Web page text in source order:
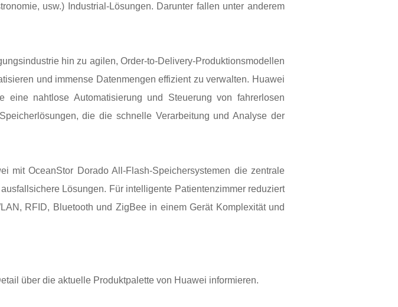
usw.) Industrial-Lösungen. Darunter fallen unter anderem
hin zu agilen, Order-to-Delivery-Produktionsmodellen
und immense Datenmengen effizient zu verwalten. Huawei
nahtlose Automatisierung und Steuerung von fahrerlosen
die die schnelle Verarbeitung und Analyse der
mit OceanStor Dorado All-Flash-Speichersystemen die zentrale
Lösungen. Für intelligente Patientenzimmer reduziert
RFID, Bluetooth und ZigBee in einem Gerät Komplexität und
über die aktuelle Produktpalette von Huawei informieren.